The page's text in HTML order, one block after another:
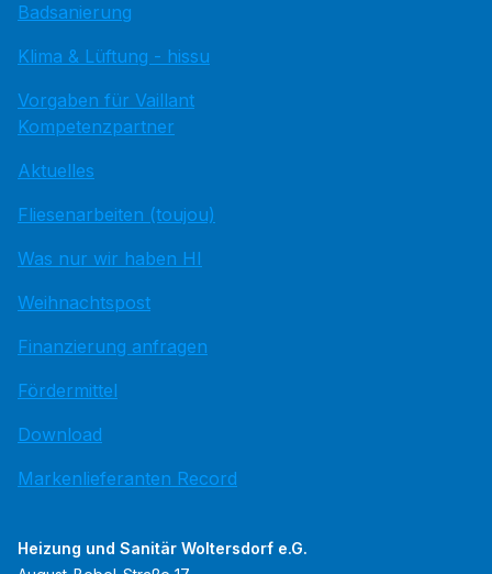
Badsanierung
Klima & Lüftung - hissu
Vorgaben für Vaillant
Kompetenzpartner
Aktuelles
Fliesenarbeiten (toujou)
Was nur wir haben HI
Weihnachtspost
Finanzierung anfragen
Fördermittel
Download
Markenlieferanten Record
Heizung und Sanitär Woltersdorf e.G.